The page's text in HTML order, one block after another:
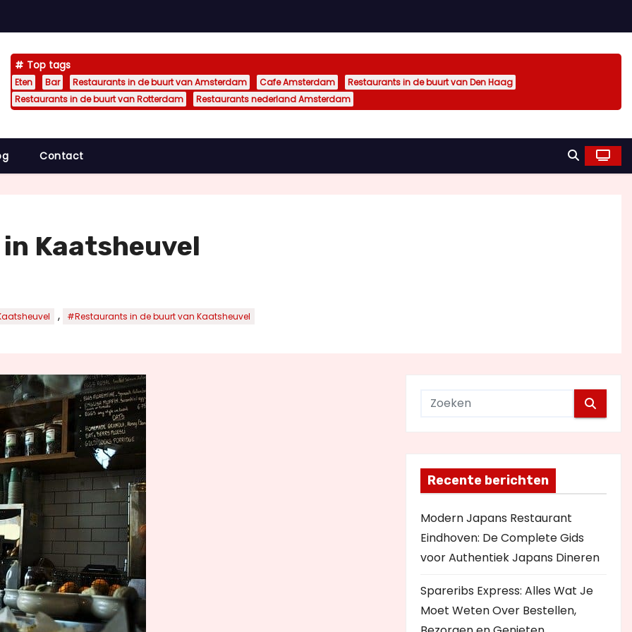
Top tags
Eten Bar Restaurants in de buurt van Amsterdam Cafe Amsterdam
Restaurants in de buurt van Den Haag
Restaurants in de buurt van Rotterdam
Restaurants nederland Amsterdam
Contact
Kaatsheuvel
, #Restaurants in de buurt van Kaatsheuvel
Recente berichten
Modern Japans Restaurant
Eindhoven: De Complete Gids
voor Authentiek Japans Dineren
Spareribs Express: Alles Wat Je
Moet Weten Over Bestellen,